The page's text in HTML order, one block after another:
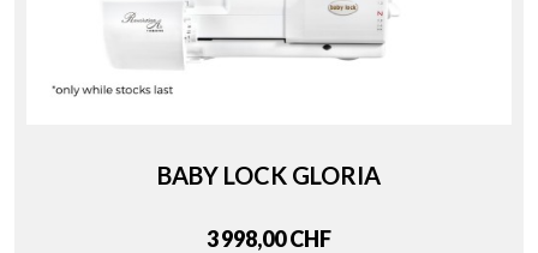
BABY LOCK GLORIA
Price
3 998,00 CHF